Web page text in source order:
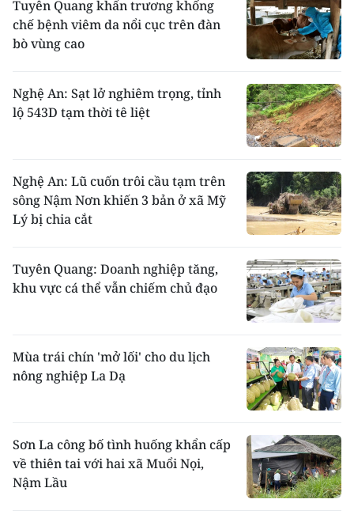
Tuyên Quang khẩn trương khống
chế bệnh viêm da nổi cục trên đàn
bò vùng cao
Nghệ An: Sạt lở nghiêm trọng, tỉnh
lộ 543D tạm thời tê liệt
Nghệ An: Lũ cuốn trôi cầu tạm trên
sông Nậm Nơn khiến 3 bản ở xã Mỹ
Lý bị chia cắt
Tuyên Quang: Doanh nghiệp tăng,
khu vực cá thể vẫn chiếm chủ đạo
Mùa trái chín 'mở lối' cho du lịch
nông nghiệp La Dạ
Sơn La công bố tình huống khẩn cấp
về thiên tai với hai xã Muổi Nọi,
Nậm Lầu